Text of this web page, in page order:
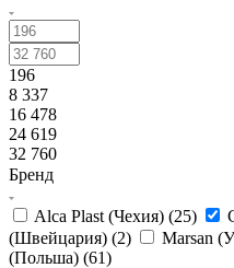
196
8 337
16 478
24 619
32 760
Бренд
Alca Plast (Чехия) (25)
(Швейцария) (2) Marsan
(Польша) (61)